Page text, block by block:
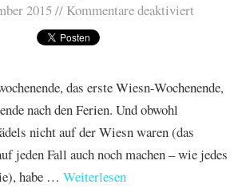
2015 Kommentare deaktiviert
das erste Wiesn-Wochenende,
nach den Ferien. Und obwohl
nicht auf der Wiesn waren (das
jeden Fall auch noch machen – wie jedes
habe … Weiterlesen